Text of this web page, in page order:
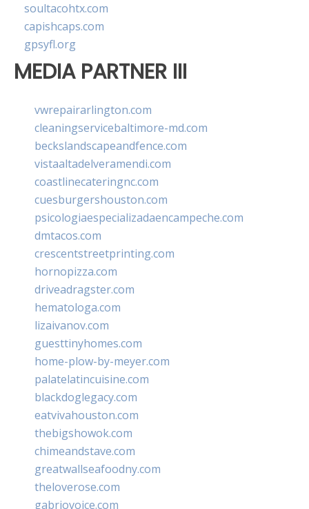
soultacohtx.com
capishcaps.com
gpsyfl.org
MEDIA PARTNER III
vwrepairarlington.com
cleaningservicebaltimore-md.com
beckslandscapeandfence.com
vistaaltadelveramendi.com
coastlinecateringnc.com
cuesburgershouston.com
psicologiaespecializadaencampeche.com
dmtacos.com
crescentstreetprinting.com
hornopizza.com
driveadragster.com
hematologa.com
lizaivanov.com
guesttinyhomes.com
home-plow-by-meyer.com
palatelatincuisine.com
blackdoglegacy.com
eatvivahouston.com
thebigshowok.com
chimeandstave.com
greatwallseafoodny.com
theloverose.com
gabriovoice.com